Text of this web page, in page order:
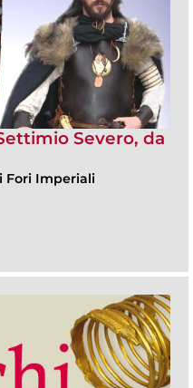
Severo, da
Fori Imperiali